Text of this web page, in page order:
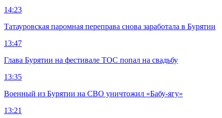
14:23
Татауровская паромная переправа снова заработала в Бурятии
13:47
Глава Бурятии на фестивале ТОС попал на свадьбу
13:35
Военный из Бурятии на СВО уничтожил «Бабу-ягу»
13:21